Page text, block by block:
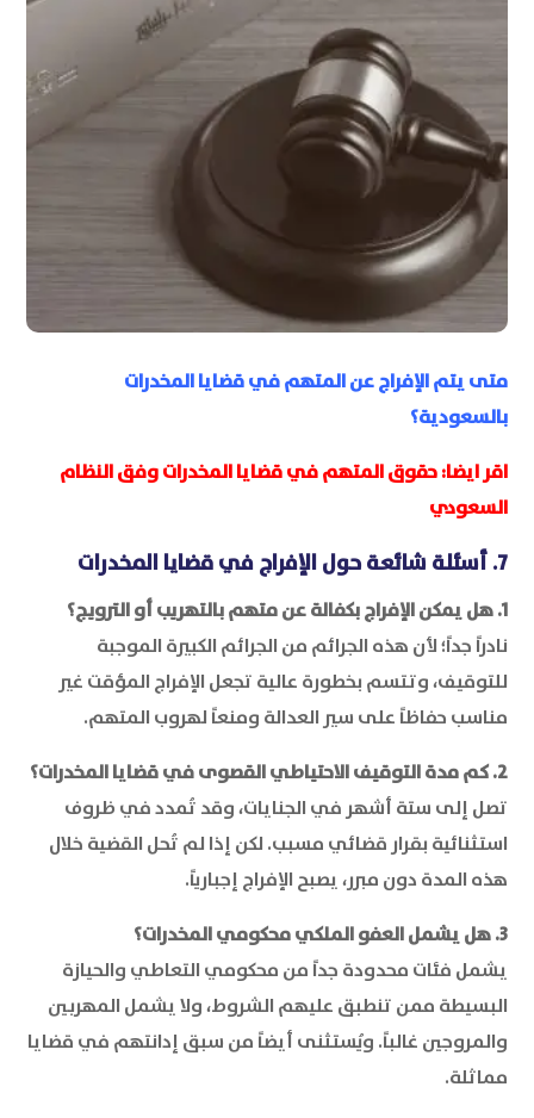
متى يتم الإفراج عن المتهم في قضايا المخدرات
بالسعودية؟
اقر ايضا:حقوق المتهم في قضايا المخدرات وفق النظام
السعودي
7. أسئلة شائعة حول الإفراج في قضايا المخدرات
1. هل يمكن الإفراج بكفالة عن متهم بالتهريب أو الترويج؟
نادراً جداً؛ لأن هذه الجرائم من الجرائم الكبيرة الموجبة
للتوقيف، وتتسم بخطورة عالية تجعل الإفراج المؤقت غير
مناسب حفاظاً على سير العدالة ومنعاً لهروب المتهم.
2. كم مدة التوقيف الاحتياطي القصوى في قضايا المخدرات؟
تصل إلى ستة أشهر في الجنايات، وقد تُمدد في ظروف
استثنائية بقرار قضائي مسبب. لكن إذا لم تُحل القضية خلال
هذه المدة دون مبرر، يصبح الإفراج إجبارياً.
3. هل يشمل العفو الملكي محكومي المخدرات؟
يشمل فئات محدودة جداً من محكومي التعاطي والحيازة
البسيطة ممن تنطبق عليهم الشروط، ولا يشمل المهربين
والمروجين غالباً. ويُستثنى أيضاً من سبق إدانتهم في قضايا
مماثلة.